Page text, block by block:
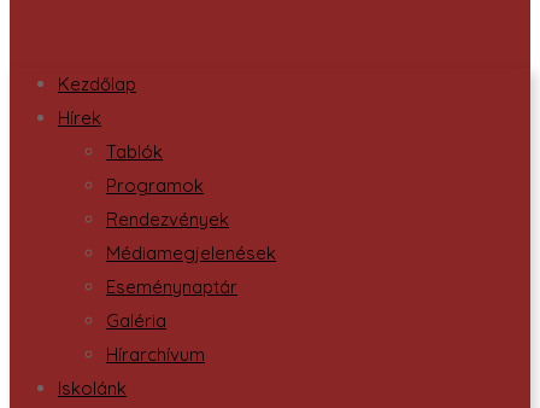
Kezdőlap
Hírek
Tablók
Programok
Rendezvények
Médiamegjelenések
Eseménynaptár
Galéria
Hírarchívum
Iskolánk